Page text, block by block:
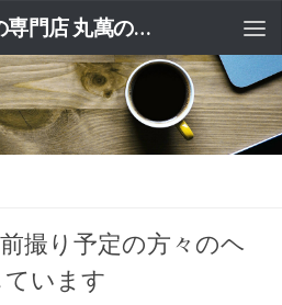
蔵の街とちぎのきもの専門店 丸萬のブログ
撮り予定の方々のヘ
います